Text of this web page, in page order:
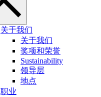
关于我们
关于我们
奖项和荣誉
Sustainability
领导层
地点
职业